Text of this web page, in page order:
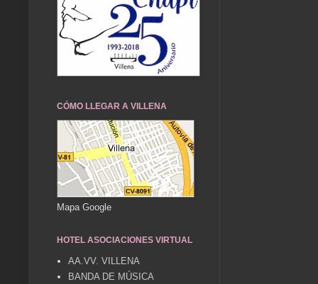
CÓMO LLEGAR A VILLENA
Mapa Google
HOTEL ASOCIACIONES VIRTUAL
AA.VV. VILLENA
BANDA DE MÚSICA